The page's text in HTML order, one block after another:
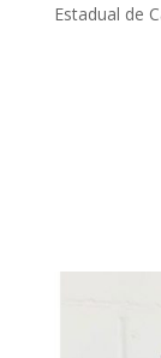
Estadual de